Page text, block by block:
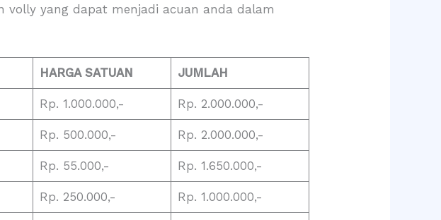
volly yang dapat menjadi acuan anda dalam
HARGA SATUAN JUMLAH
Rp. 1.000.000,- Rp. 2.000.000,-
Rp. 500.000,- Rp. 2.000.000,-
Rp. 55.000,- Rp. 1.650.000,-
Rp. 250.000,- Rp. 1.000.000,-